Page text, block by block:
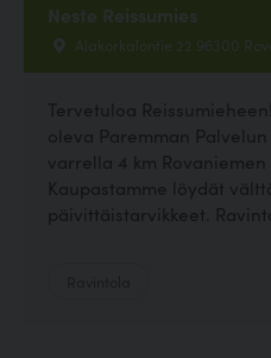
Neste Reissumies
Alakorkalontie 22 96300
Tervetuloa
oleva Paremman
varrella 4 km
Kaupastamme löydät
päivittäistarvikkeet.